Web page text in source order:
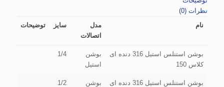
نظرات (0)
نام
مدل
اتصالات
سایز توضیحات
بوشن استنلس استیل 316 دنده ای
کلاس 150
بوشن
استیل
1/4
بوشن استنلس استیل 316 دنده ای
بوشن
1/2